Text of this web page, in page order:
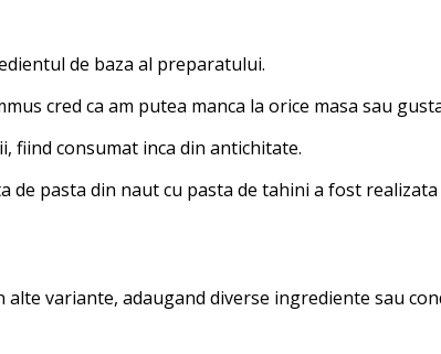
de baza al preparatului.
cred ca am putea manca la orice masa sau
fiind consumat inca din antichitate.
de pasta din naut cu pasta de tahini a fost
variante, adaugand diverse ingrediente sau